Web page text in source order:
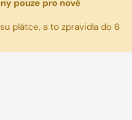
pouze pro nové
plátce, a to zpravidla do 6